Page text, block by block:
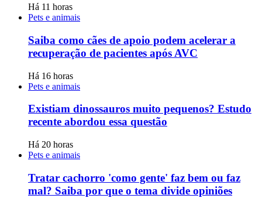
Há 11 horas
Pets e animais
Saiba como cães de apoio podem acelerar a
recuperação de pacientes após AVC
Há 16 horas
Pets e animais
Existiam dinossauros muito pequenos? Estudo
recente abordou essa questão
Há 20 horas
Pets e animais
Tratar cachorro 'como gente' faz bem ou faz
mal? Saiba por que o tema divide opiniões